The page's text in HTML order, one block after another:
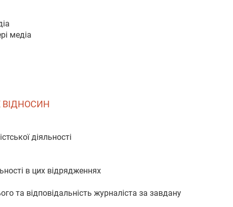
медіа
ВІДНОСИН
діяльності
в цих відрядженнях
та відповідальність журналіста за завдану